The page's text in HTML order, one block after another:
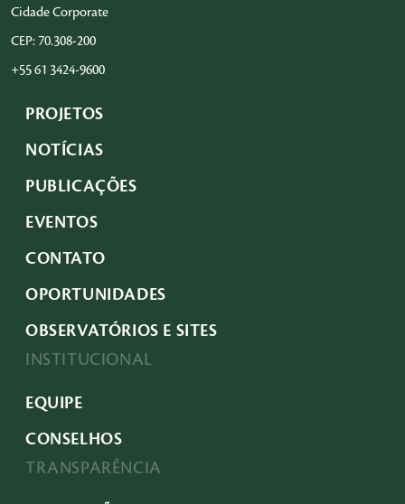
Cidade Corporate
CEP: 70.308-200
+55 61 3424-9600
PROJETOS
NOTÍCIAS
PUBLICAÇÕES
EVENTOS
CONTATO
OPORTUNIDADES
OBSERVATÓRIOS E SITES
INSTITUCIONAL
EQUIPE
CONSELHOS
TRANSPARÊNCIA